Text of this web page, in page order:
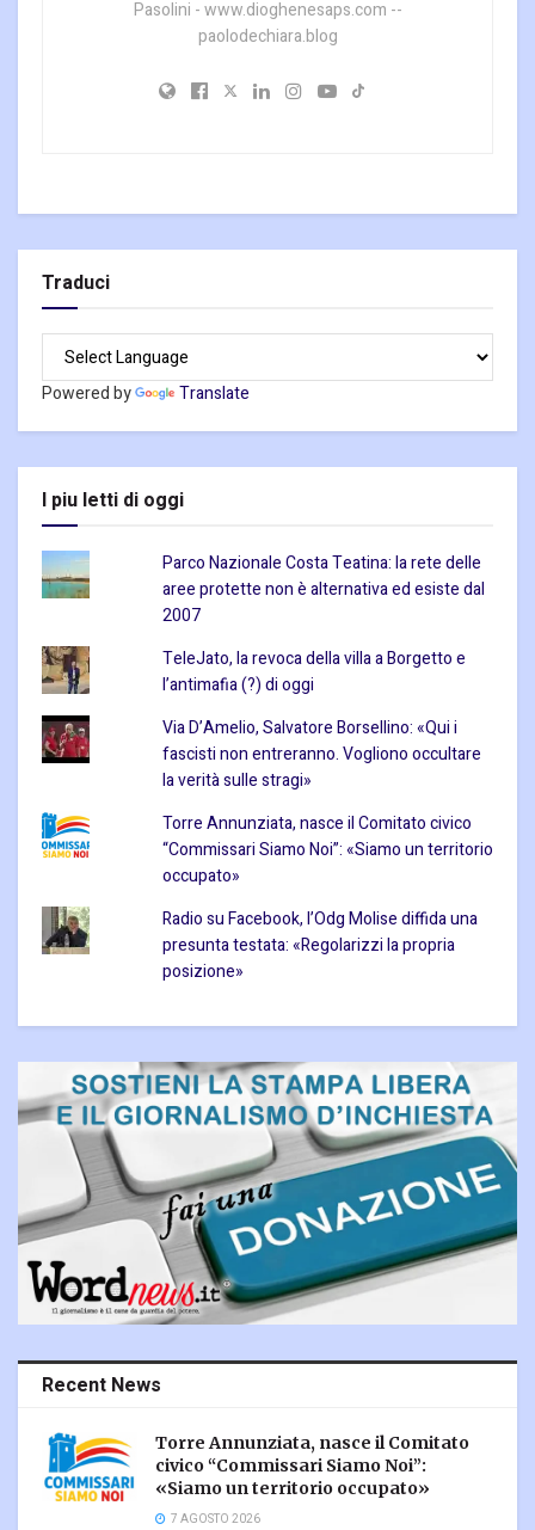
Pasolini - www.dioghenesaps.com --
paolodechiara.blog
Traduci
Powered by Translate
I piu letti di oggi
Parco Nazionale Costa Teatina: la rete delle
aree protette non è alternativa ed esiste dal
2007
TeleJato, la revoca della villa a Borgetto e
l’antimafia (?) di oggi
Via D’Amelio, Salvatore Borsellino: «Qui i
fascisti non entreranno. Vogliono occultare
la verità sulle stragi»
Torre Annunziata, nasce il Comitato civico
“Commissari Siamo Noi”: «Siamo un territorio
occupato»
Radio su Facebook, l’Odg Molise diffida una
presunta testata: «Regolarizzi la propria
posizione»
Recent News
Torre Annunziata, nasce il Comitato
civico “Commissari Siamo Noi”:
«Siamo un territorio occupato»
7 AGOSTO 2026